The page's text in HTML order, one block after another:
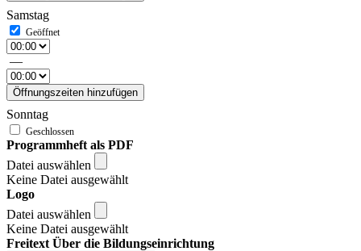
Samstag
—
Öffnungszeiten hinzufügen
Sonntag
Programmheft als PDF
Datei auswählen
Keine Datei ausgewählt
Logo
Datei auswählen
Keine Datei ausgewählt
Freitext Über die Bildungseinrichtung